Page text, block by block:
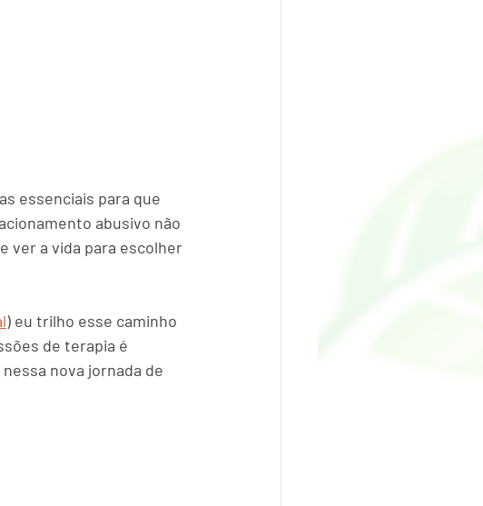
essenciais para que
abusivo não
ver a vida para escolher
) eu trilho esse caminho
de terapia é
nova jornada de